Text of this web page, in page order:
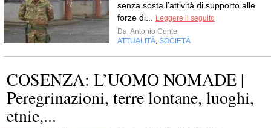
senza sosta l’attività di supporto alle
forze di... Leggere il seguito
Da Antonio Conte
ATTUALITÀ, SOCIETÀ
COSENZA: L’UOMO NOMADE |
Peregrinazioni, terre lontane, luoghi,
etnie,...